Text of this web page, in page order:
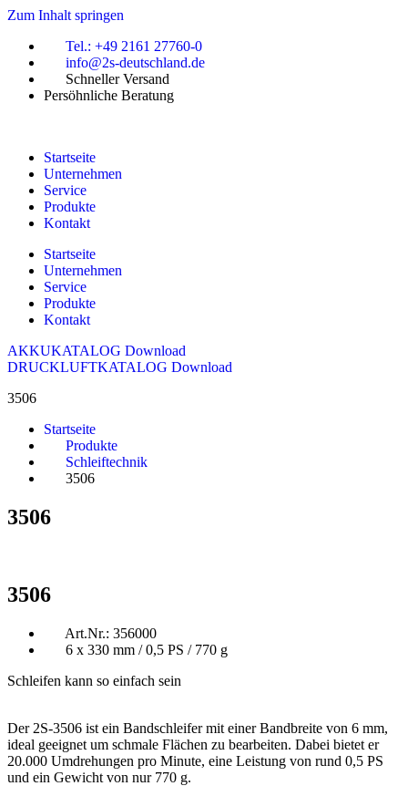
Zum Inhalt springen
Tel.: +49 2161 27760-0
info@2s-deutschland.de
Schneller Versand
Persöhnliche Beratung
Startseite
Unternehmen
Service
Produkte
Kontakt
Startseite
Unternehmen
Service
Produkte
Kontakt
AKKUKATALOG Download
DRUCKLUFTKATALOG Download
3506
Startseite
Produkte
Schleiftechnik
3506
3506
3506
Art.Nr.: 356000
6 x 330 mm / 0,5 PS / 770 g
Schleifen kann so einfach sein
Der 2S-3506 ist ein Bandschleifer mit einer Bandbreite von 6 mm,
ideal geeignet um schmale Flächen zu bearbeiten. Dabei bietet er
20.000 Umdrehungen pro Minute, eine Leistung von rund 0,5 PS
und ein Gewicht von nur 770 g.